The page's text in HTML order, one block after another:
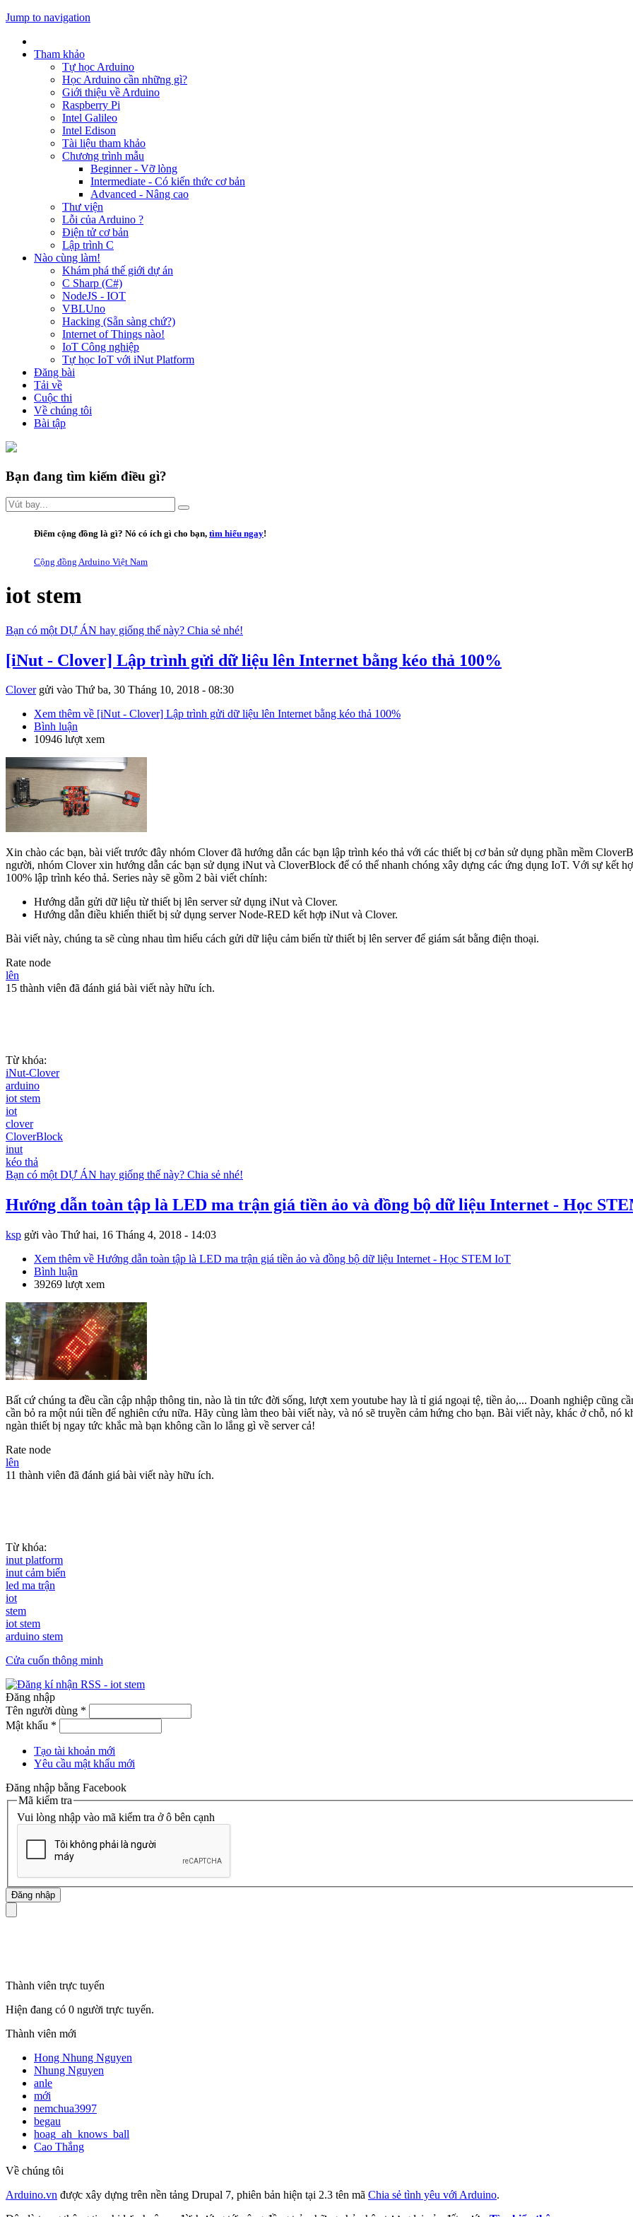
Jump to navigation
Tham khảo
Tự học Arduino
Học Arduino cần những gì?
Giới thiệu về Arduino
Raspberry Pi
Intel Galileo
Intel Edison
Tài liệu tham khảo
Chương trình mẫu
Beginner - Vỡ lòng
Intermediate - Có kiến thức cơ bản
Advanced - Nâng cao
Thư viện
Lỗi của Arduino ?
Điện tử cơ bản
Lập trình C
Nào cùng làm!
Khám phá thế giới dự án
C Sharp (C#)
NodeJS - IOT
VBLUno
Hacking (Sẵn sàng chứ?)
Internet of Things nào!
IoT Công nghiệp
Tự học IoT với iNut Platform
Đăng bài
Tải về
Cuộc thi
Về chúng tôi
Bài tập
Bạn đang tìm kiếm điều gì?
Điểm cộng đồng là gì? Nó có ích gì cho bạn, tìm hiểu ngay!
Cộng đồng Arduino Việt Nam
iot stem
Bạn có một DỰ ÁN hay giống thế này? Chia sẻ nhé!
[iNut - Clover] Lập trình gửi dữ liệu lên Internet bằng kéo thả 100%
Clovergửi vào Thứ ba, 30 Tháng 10, 2018 - 08:30
Xem thêm về [iNut - Clover] Lập trình gửi dữ liệu lên Internet bằng kéo thả 100%
Bình luận
10946 lượt xem
Xin chào các bạn, bài viết trước đây nhóm Clover đã hướng dẫn các bạn lập trình kéo thả với các thiết bị cơ bản sử dụng phần mềm
người, nhóm Clover xin hướng dẫn các bạn sử dụng iNut và CloverBlock để có thể nhanh chóng xây dựng các ứng dụng IoT. Với sự kết
100% lập trình kéo thả. Series này sẽ gồm 2 bài viết chính:
Hướng dẫn gửi dữ liệu từ thiết bị lên server sử dụng iNut và Clover.
Hướng dẫn điều khiển thiết bị sử dụng server Node-RED kết hợp iNut và Clover.
Bài viết này, chúng ta sẽ cùng nhau tìm hiểu cách gửi dữ liệu cảm biến từ thiết bị lên server để giám sát bằng điện thoại.
Rate node
lên
15 thành viên đã đánh giá bài viết này hữu ích.
Từ khóa:
iNut-Clover
arduino
iot stem
iot
clover
CloverBlock
inut
kéo thả
Bạn có một DỰ ÁN hay giống thế này? Chia sẻ nhé!
Hướng dẫn toàn tập là LED ma trận giá tiền ảo và đồng bộ dữ liệu Internet - Học
ksp gửi vào Thứ hai, 16 Tháng 4, 2018 - 14:03
Xem thêm về Hướng dẫn toàn tập là LED ma trận giá tiền ảo và đồng bộ dữ liệu Internet - Học STEM IoT
Bình luận
39269 lượt xem
Bất cứ chúng ta đều cần cập nhập thông tin, nào là tin tức đời sống, lượt xem youtube hay là tỉ giá ngoại tệ, tiền ảo,... Doanh nghiệp cũng
cần bỏ ra một núi tiền để nghiên cứu nữa. Hãy cùng làm theo bài viết này, và nó sẽ truyền cảm hứng cho bạn. Bài viết này, khác ở chỗ, nó
ngàn thiết bị ngay tức khắc mà bạn không cần lo lắng gì về server cả!
Rate node
lên
11 thành viên đã đánh giá bài viết này hữu ích.
Từ khóa:
inut platform
inut cảm biến
led ma trận
iot
stem
iot stem
arduino stem
Cửa cuốn thông minh
Đăng nhập
Tên người dùng *
Mật khẩu *
Tạo tài khoản mới
Yêu cầu mật khẩu mới
Đăng nhập bằng Facebook
Mã kiểm tra
Vui lòng nhập vào mã kiểm tra ở ô bên cạnh
Thành viên trực tuyến
Hiện đang có 0 người trực tuyến.
Thành viên mới
Hong Nhung Nguyen
Nhung Nguyen
anle
mới
nemchua3997
begau
hoag_ah_knows_ball
Cao Thắng
Về chúng tôi
Arduino.vn được xây dựng trên nền tảng Drupal 7, phiên bản hiện tại 2.3 tên mã Chia sẻ tình yêu với Arduino.